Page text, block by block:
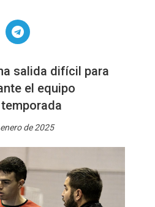
salida difícil para
el equipo
de 2025